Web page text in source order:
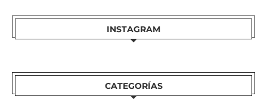
INSTAGRAM
CATEGORÍAS